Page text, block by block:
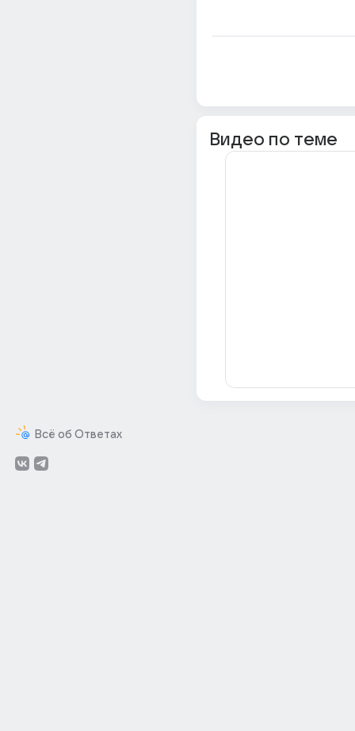
Всё об Ответах
Видео по теме